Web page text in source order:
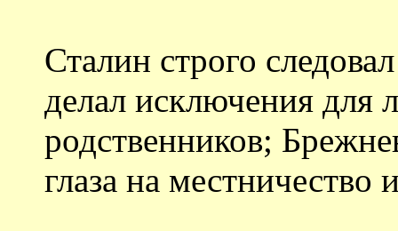
Сталин строго
делал исключения для
родственников;
глаза на местничество